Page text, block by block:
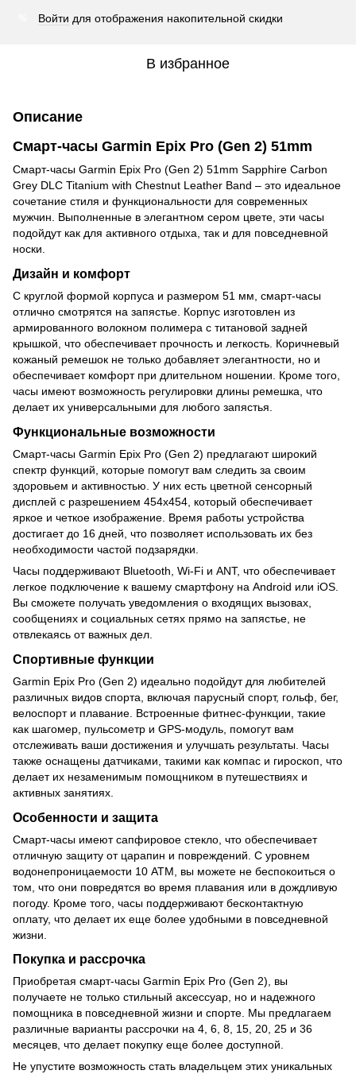
Войти для отображения накопительной скидки
В избранное
Описание
Смарт-часы Garmin Epix Pro (Gen 2) 51mm
Смарт-часы Garmin Epix Pro (Gen 2) 51mm Sapphire Carbon
Grey DLC Titanium with Chestnut Leather Band – это идеальное
сочетание стиля и функциональности для современных
мужчин. Выполненные в элегантном сером цвете, эти часы
подойдут как для активного отдыха, так и для повседневной
носки.
Дизайн и комфорт
С круглой формой корпуса и размером 51 мм, смарт-часы
отлично смотрятся на запястье. Корпус изготовлен из
армированного волокном полимера с титановой задней
крышкой, что обеспечивает прочность и легкость. Коричневый
кожаный ремешок не только добавляет элегантности, но и
обеспечивает комфорт при длительном ношении. Кроме того,
часы имеют возможность регулировки длины ремешка, что
делает их универсальными для любого запястья.
Функциональные возможности
Смарт-часы Garmin Epix Pro (Gen 2) предлагают широкий
спектр функций, которые помогут вам следить за своим
здоровьем и активностью. У них есть цветной сенсорный
дисплей с разрешением 454x454, который обеспечивает
яркое и четкое изображение. Время работы устройства
достигает до 16 дней, что позволяет использовать их без
необходимости частой подзарядки.
Часы поддерживают Bluetooth, Wi-Fi и ANT, что обеспечивает
легкое подключение к вашему смартфону на Android или iOS.
Вы сможете получать уведомления о входящих вызовах,
сообщениях и социальных сетях прямо на запястье, не
отвлекаясь от важных дел.
Спортивные функции
Garmin Epix Pro (Gen 2) идеально подойдут для любителей
различных видов спорта, включая парусный спорт, гольф, бег,
велоспорт и плавание. Встроенные фитнес-функции, такие
как шагомер, пульсометр и GPS-модуль, помогут вам
отслеживать ваши достижения и улучшать результаты. Часы
также оснащены датчиками, такими как компас и гироскоп, что
делает их незаменимым помощником в путешествиях и
активных занятиях.
Особенности и защита
Смарт-часы имеют сапфировое стекло, что обеспечивает
отличную защиту от царапин и повреждений. С уровнем
водонепроницаемости 10 ATM, вы можете не беспокоиться о
том, что они повредятся во время плавания или в дождливую
погоду. Кроме того, часы поддерживают бесконтактную
оплату, что делает их еще более удобными в повседневной
жизни.
Покупка и рассрочка
Приобретая смарт-часы Garmin Epix Pro (Gen 2), вы
получаете не только стильный аксессуар, но и надежного
помощника в повседневной жизни и спорте. Мы предлагаем
различные варианты рассрочки на 4, 6, 8, 15, 20, 25 и 36
месяцев, что делает покупку еще более доступной.
Не упустите возможность стать владельцем этих уникальных